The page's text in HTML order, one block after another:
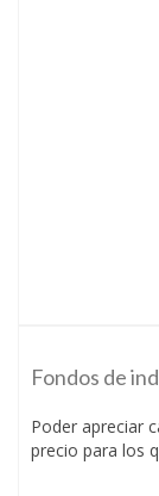
Fondos de
Poder apreciar
precio para los